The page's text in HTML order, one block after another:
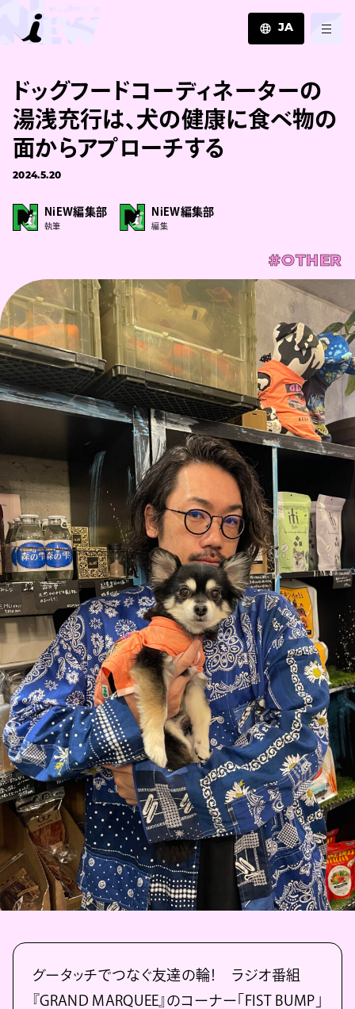
JA
EN
ドッグフードコーディネーターの
湯浅充行は、犬の健康に食べ物の
面からアプローチする
2024.5.20
NiEW編集部
執筆
NiEW編集部
編集
#OTHER
グータッチでつなぐ友達の輪！ ラジオ番組
『GRAND MARQUEE』のコーナー「FIST BUMP」